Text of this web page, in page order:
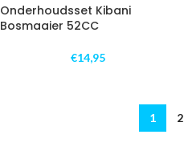
Onderhoudsset Kibani
Bosmaaier 52CC
€14,95
1 2